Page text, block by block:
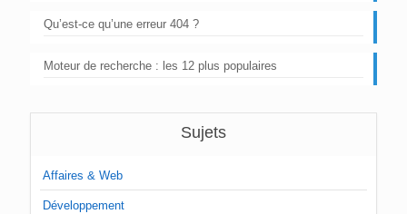
Qu’est-ce qu’une erreur 404 ?
Moteur de recherche : les 12 plus populaires
Sujets
Affaires & Web
Développement